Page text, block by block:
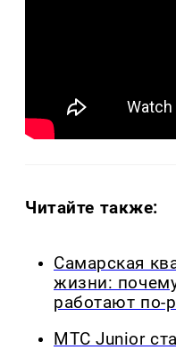
Читайте также:
Самарская
жизни:
работают по-
МТС Junior